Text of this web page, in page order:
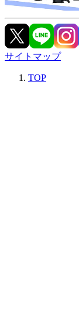
サイトマップ
TOP